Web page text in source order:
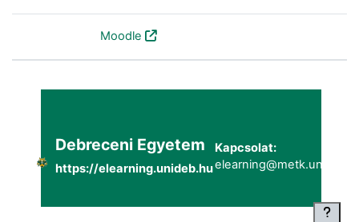
Moodle
Debreceni Egyetem
https://elearning.unideb.hu
Kapcsolat: